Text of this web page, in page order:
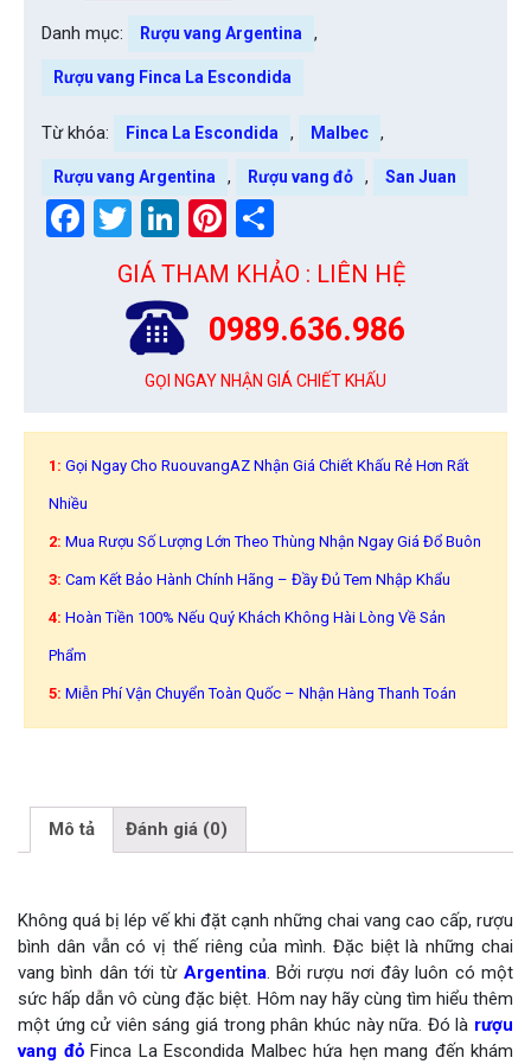
Danh mục: Rượu vang Argentina ,
Rượu vang Finca La Escondida
Từ khóa: Finca La Escondida , Malbec ,
Rượu vang Argentina , Rượu vang đỏ , San Juan
Facebook
Twitter
LinkedIn
Pinterest
GIÁ THAM KHẢO : LIÊN HỆ
0989.636.986
GỌI NGAY NHẬN GIÁ CHIẾT KHẤU
1: Gọi Ngay Cho RuouvangAZ Nhận Giá Chiết Khấu Rẻ Hơn Rất
Nhiều
2: Mua Rượu Số Lượng Lớn Theo Thùng Nhận Ngay Giá Đổ Buôn
3: Cam Kết Bảo Hành Chính Hãng – Đầy Đủ Tem Nhập Khẩu
4: Hoàn Tiền 100% Nếu Quý Khách Không Hài Lòng Về Sản
Phẩm
5: Miễn Phí Vận Chuyển Toàn Quốc – Nhận Hàng Thanh Toán
Mô tả Đánh giá (0)
Không quá bị lép vế khi đặt cạnh những chai vang cao cấp, rượu
bình dân vẫn có vị thế riêng của mình. Đặc biệt là những chai
vang bình dân tới từ Argentina. Bởi rượu nơi đây luôn có một
sức hấp dẫn vô cùng đặc biệt. Hôm nay hãy cùng tìm hiểu thêm
một ứng cử viên sáng giá trong phân khúc này nữa. Đó là rượu
vang đỏFinca La Escondida Malbec hứa hẹn mang đến khám